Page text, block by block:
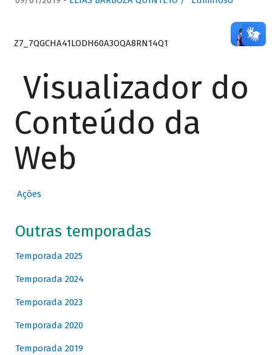
Z7_7QGCHA41LODH60A3OQA8RN14Q1
Visualizador do
Conteúdo da
Web
Ações
Outras temporadas
Temporada 2025
Temporada 2024
Temporada 2023
Temporada 2020
Temporada 2019